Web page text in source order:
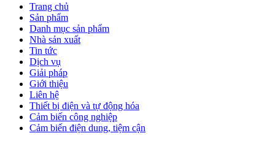
Trang chủ
Sản phẩm
Danh mục sản phẩm
Nhà sản xuất
Tin tức
Dịch vụ
Giải pháp
Giới thiệu
Liên hệ
Thiết bị điện và tự động hóa
Cảm biến công nghiệp
Cảm biến điện dung, tiệm cận